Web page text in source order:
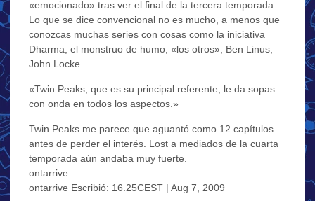
«emocionado» tras ver el final de la tercera temporada.
Lo que se dice convencional no es mucho, a menos que
conozcas muchas series con cosas como la iniciativa
Dharma, el monstruo de humo, «los otros», Ben Linus,
John Locke…
«Twin Peaks, que es su principal referente, le da sopas
con onda en todos los aspectos.»
Twin Peaks me parece que aguantó como 12 capítulos
antes de perder el interés. Lost a mediados de la cuarta
temporada aún andaba muy fuerte.
ontarrive
ontarrive Escribió: 16.25CEST | Aug 7, 2009